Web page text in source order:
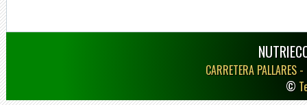
CARRETERA
©